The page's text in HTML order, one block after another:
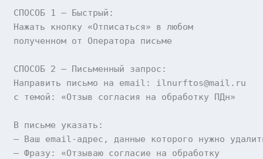
СПОСОБ 1 — Быстрый :
Нажать кнопку «Отписаться» в любом
полученном от Оператора письме
СПОСОБ 2 — Письменный запрос :
Направить письмо на email :
ilnurftos@mail.ru
с темой : «Отзыв согласия на обработку ПДн»
В письме указать :
— Ваш email-адрес, данные которого нужно
— Фразу:
«Отзываю согласие на обработку